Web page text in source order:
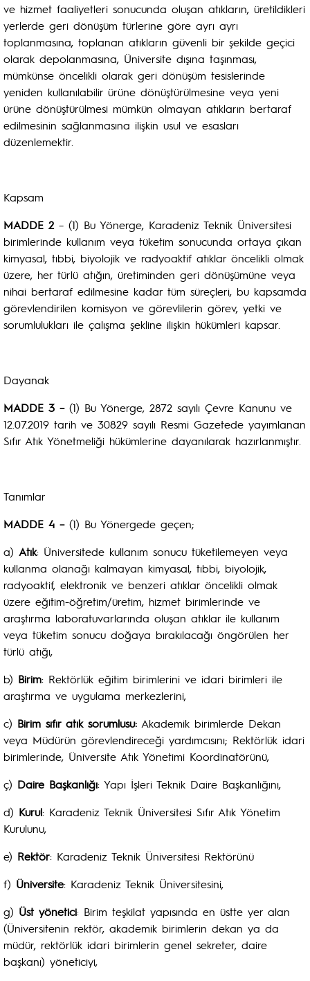
ve hizmet faaliyetleri sonucunda oluşan atıkların, üretildikleri
yerlerde geri dönüşüm türlerine göre ayrı ayrı
toplanmasına, toplanan atıkların güvenli bir şekilde geçici
olarak depolanmasına, Üniversite dışına taşınması,
mümkünse öncelikli olarak geri dönüşüm tesislerinde
yeniden kullanılabilir ürüne dönüştürülmesine veya yeni
ürüne dönüştürülmesi mümkün olmayan atıkların bertaraf
edilmesinin sağlanmasına ilişkin usul ve esasları
düzenlemektir.
Kapsam
MADDE 2 – (1) Bu Yönerge, Karadeniz Teknik Üniversitesi
birimlerinde kullanım veya tüketim sonucunda ortaya çıkan
kimyasal, tıbbi, biyolojik ve radyoaktif atıklar öncelikli olmak
üzere, her türlü atığın, üretiminden geri dönüşümüne veya
nihai bertaraf edilmesine kadar tüm süreçleri, bu kapsamda
görevlendirilen komisyon ve görevlilerin görev, yetki ve
sorumlulukları ile çalışma şekline ilişkin hükümleri kapsar.
Dayanak
MADDE 3 – (1) Bu Yönerge, 2872 sayılı Çevre Kanunu ve
12.07.2019 tarih ve 30829 sayılı Resmi Gazetede yayımlanan
Sıfır Atık Yönetmeliği hükümlerine dayanılarak hazırlanmıştır.
Tanımlar
MADDE 4 – (1) Bu Yönergede geçen;
a) Atık: Üniversitede kullanım sonucu tüketilemeyen veya
kullanma olanağı kalmayan kimyasal, tıbbi, biyolojik,
radyoaktif, elektronik ve benzeri atıklar öncelikli olmak
üzere eğitim-öğretim/üretim, hizmet birimlerinde ve
araştırma laboratuvarlarında oluşan atıklar ile kullanım
veya tüketim sonucu doğaya bırakılacağı öngörülen her
türlü atığı,
b) Birim: Rektörlük eğitim birimlerini ve idari birimleri ile
araştırma ve uygulama merkezlerini,
c) Birim sıfır atık sorumlusu: Akademik birimlerde Dekan
veya Müdürün görevlendireceği yardımcısını; Rektörlük idari
birimlerinde, Üniversite Atık Yönetimi Koordinatörünü,
ç) Daire Başkanlığı: Yapı İşleri Teknik Daire Başkanlığını,
d) Kurul: Karadeniz Teknik Üniversitesi Sıfır Atık Yönetim
Kurulunu,
e) Rektör: Karadeniz Teknik Üniversitesi Rektörünü
f) Üniversite: Karadeniz Teknik Üniversitesini,
g) Üst yönetici: Birim teşkilat yapısında en üstte yer alan
(Üniversitenin rektör, akademik birimlerin dekan ya da
müdür, rektörlük idari birimlerin genel sekreter, daire
başkanı) yöneticiyi,